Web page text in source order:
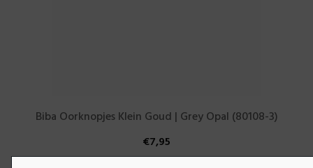
Biba Oorknopjes Klein Goud | Grey Opal (80108-3)
€7,95